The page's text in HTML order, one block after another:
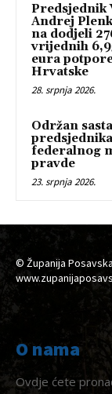
Predsjednik
Andrej
na dodjeli
vrijednih
eura
Hrvatske
28. srpnja 2026.
Održan
federalnog
pravde
23. srpnja 2026.
© Županija
O nama
Ovdje ćete